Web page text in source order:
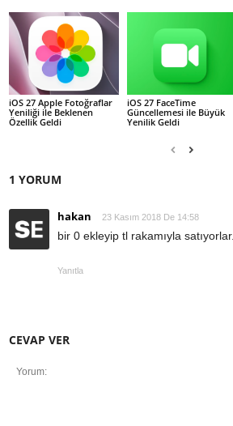
iOS 27 Apple Fotoğraflar
Yeniliği ile Beklenen
Özellik Geldi
iOS 27 FaceTime
Güncellemesi ile Büyük
Yenilik Geldi
1 YORUM
hakan 23 Kasım 2018 De 14:58
bir 0 ekleyip tl rakamıyla satıyorlar.
Yanıtla
CEVAP VER